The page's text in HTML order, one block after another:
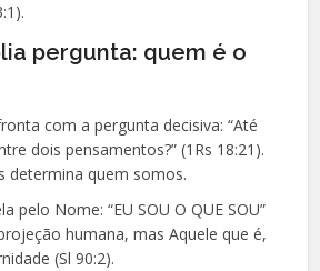
pergunta: quem é o
com a pergunta decisiva: “Até
dois pensamentos?” (1Rs 18:21).
determina quem somos.
pelo Nome: “EU SOU O QUE SOU”
humana, mas Aquele que é,
(Sl 90:2).